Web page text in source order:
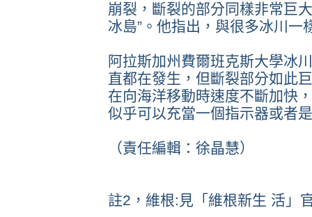
崩裂，斷裂的部分同樣非常巨
冰島”。他指出，與很多冰川一
阿拉斯加州費爾班克斯大學冰
直都在發生，但斷裂部分如此
在向海洋移動時速度不斷加快
似乎可以充當一個指示器或者
（責任編輯：徐晶慧）
註2，維根:見「維根新生 活」